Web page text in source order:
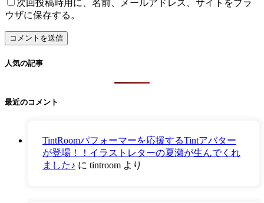
次回投稿時用に、名前、メールアドレス、サイトをブラ
ウザに保存する。
人気の記事
最近のコメント
TintRoomパフォーマーを応援するTintアバター
が登場！！イラストレターの夏瀬が生んでくれ
ました♪ に tintroom より